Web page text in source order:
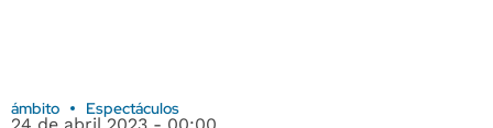
ámbito Espectáculos